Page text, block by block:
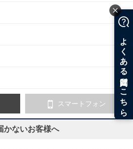
スマートフォン
かないお客様へ